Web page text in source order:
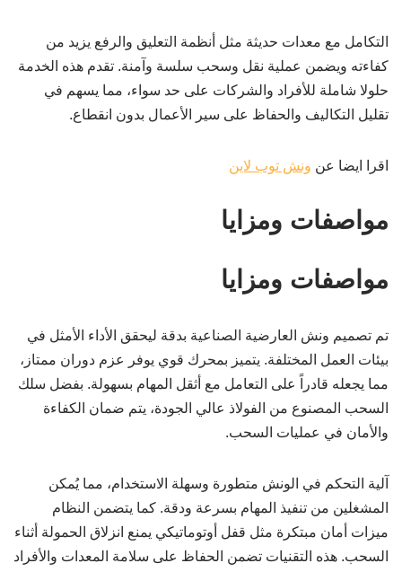
التكامل مع معدات حديثة مثل أنظمة التعليق والرفع يزيد من
كفاءته ويضمن عملية نقل وسحب سلسة وآمنة. تقدم هذه الخدمة
حلولا شاملة للأفراد والشركات على حد سواء، مما يسهم في
تقليل التكاليف والحفاظ على سير الأعمال بدون انقطاع.
اقرا ايضا عن ونش توب لاين
مواصفات ومزايا
مواصفات ومزايا
تم تصميم ونش العارضية الصناعية بدقة ليحقق الأداء الأمثل في
بيئات العمل المختلفة. يتميز بمحرك قوي يوفر عزم دوران ممتاز،
مما يجعله قادراً على التعامل مع أثقل المهام بسهولة. بفضل سلك
السحب المصنوع من الفولاذ عالي الجودة، يتم ضمان الكفاءة
والأمان في عمليات السحب.
آلية التحكم في الونش متطورة وسهلة الاستخدام، مما يُمكن
المشغلين من تنفيذ المهام بسرعة ودقة. كما يتضمن النظام
ميزات أمان مبتكرة مثل قفل أوتوماتيكي يمنع انزلاق الحمولة أثناء
السحب. هذه التقنيات تضمن الحفاظ على سلامة المعدات والأفراد